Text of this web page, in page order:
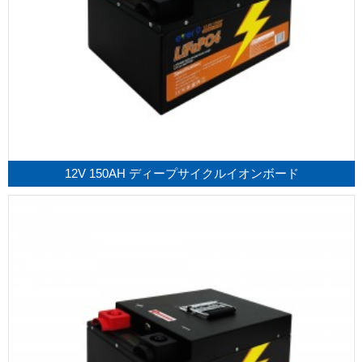
12V 150AH ディープサイクルイオンボード